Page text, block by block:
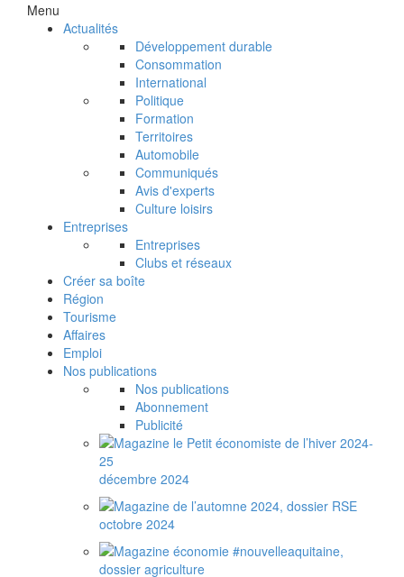
Menu
Actualités
Développement durable
Consommation
International
Politique
Formation
Territoires
Automobile
Communiqués
Avis d'experts
Culture loisirs
Entreprises
Entreprises
Clubs et réseaux
Créer sa boîte
Région
Tourisme
Affaires
Emploi
Nos publications
Nos publications
Abonnement
Publicité
décembre 2024
octobre 2024